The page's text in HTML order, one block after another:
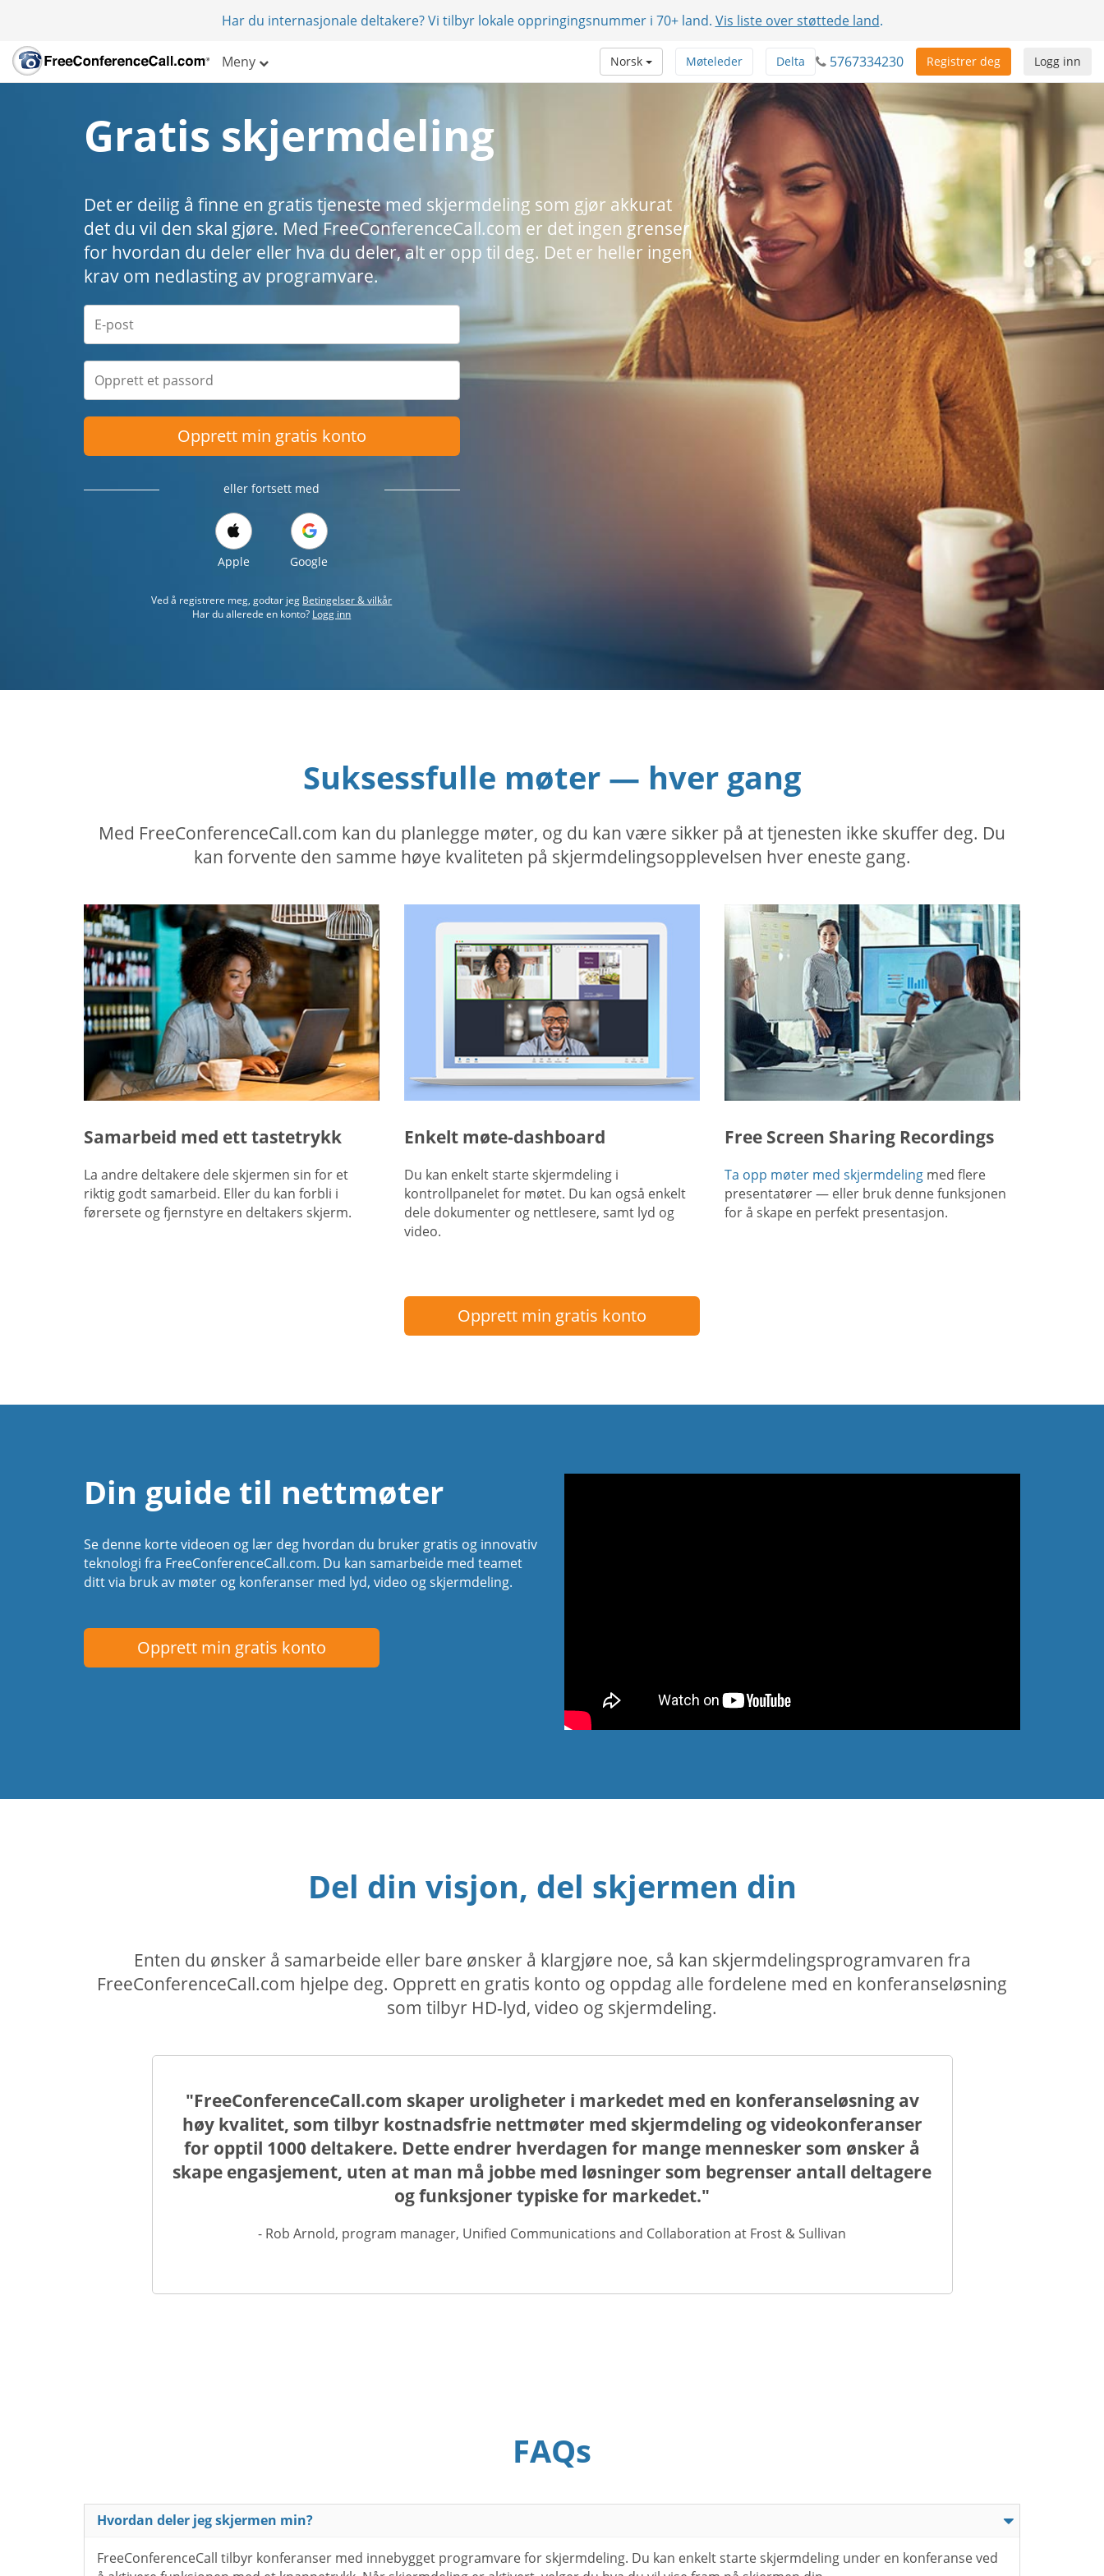
Har du internasjonale deltakere? Vi tilbyr lokale oppringingsnummer i 70+ land. Vis liste over støttede land.
Meny Logg inn
Registrer deg
5767334230
Delta
Møteleder
Norsk
Gratis skjermdeling
Det er deilig å finne en gratis tjeneste med skjermdeling som gjør akkurat
det du vil den skal gjøre. Med FreeConferenceCall.com er det ingen grenser
for hvordan du deler eller hva du deler, alt er opp til deg. Det er heller ingen
krav om nedlasting av programvare.
Opprett min gratis konto
eller fortsett med
Apple Google
Ved å registrere meg, godtar jeg Betingelser & vilkår
Har du allerede en konto? Logg inn
Suksessfulle møter — hver gang
Med FreeConferenceCall.com kan du planlegge møter, og du kan være sikker på at tjenesten ikke skuffer deg. Du
kan forvente den samme høye kvaliteten på skjermdelingsopplevelsen hver eneste gang.
Samarbeid med ett tastetrykk
La andre deltakere dele skjermen sin for et
riktig godt samarbeid. Eller du kan forbli i
førersete og fjernstyre en deltakers skjerm.
Enkelt møte-dashboard
Du kan enkelt starte skjermdeling i
kontrollpanelet for møtet. Du kan også enkelt
dele dokumenter og nettlesere, samt lyd og
video.
Free Screen Sharing Recordings
Ta opp møter med skjermdeling med flere
presentatører — eller bruk denne funksjonen
for å skape en perfekt presentasjon.
Opprett min gratis konto
Din guide til nettmøter
Se denne korte videoen og lær deg hvordan du bruker gratis og innovativ
teknologi fra FreeConferenceCall.com. Du kan samarbeide med teamet
ditt via bruk av møter og konferanser med lyd, video og skjermdeling.
Opprett min gratis konto
Del din visjon, del skjermen din
Enten du ønsker å samarbeide eller bare ønsker å klargjøre noe, så kan skjermdelingsprogramvaren fra
FreeConferenceCall.com hjelpe deg. Opprett en gratis konto og oppdag alle fordelene med en konferanseløsning
som tilbyr HD-lyd, video og skjermdeling.
"FreeConferenceCall.com skaper uroligheter i markedet med en konferanseløsning av
høy kvalitet, som tilbyr kostnadsfrie nettmøter med skjermdeling og videokonferanser
for opptil 1000 deltakere. Dette endrer hverdagen for mange mennesker som ønsker å
skape engasjement, uten at man må jobbe med løsninger som begrenser antall deltagere
og funksjoner typiske for markedet."
- Rob Arnold, program manager, Unified Communications and Collaboration at Frost & Sullivan
FAQs
Hvordan deler jeg skjermen min?
FreeConferenceCall tilbyr konferanser med innebygget programvare for skjermdeling. Du kan enkelt starte skjermdeling under en konferanse ved